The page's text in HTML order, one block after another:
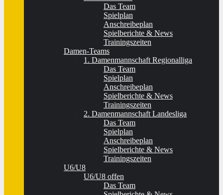
Das Team
Spielplan
Anschreibeplan
Spielberichte & News
Trainingszeiten
Damen-Teams
1. Damenmannschaft Regionalliga
Das Team
Spielplan
Anschreibeplan
Spielberichte & News
Trainingszeiten
2. Damenmannschaft Landesliga
Das Team
Spielplan
Anschreibeplan
Spielberichte & News
Trainingszeiten
U6/U8
U6/U8 offen
Das Team